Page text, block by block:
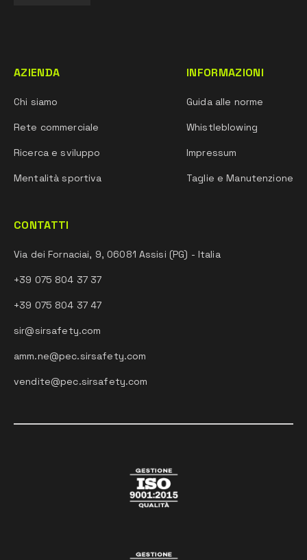
AZIENDA
Chi siamo
Rete commerciale
Ricerca e sviluppo
Mentalità sportiva
INFORMAZIONI
Guida alle norme
Whistleblowing
Impressum
Taglie e Manutenzione
CONTATTI
Via dei Fornaciai, 9, 06081 Assisi (PG) - Italia
+39 075 804 37 37
+39 075 804 37 47
sir@sirsafety.com
amm.ne@pec.sirsafety.com
vendite@pec.sirsafety.com